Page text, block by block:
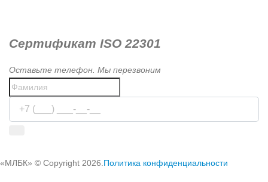
Сертификат ISO 22301
Оставьте телефон. Мы перезвоним
«МЛБК» © Copyright 2026. Политика конфиденциальности